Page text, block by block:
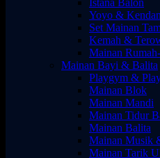
Istana Balon
Yoyo &
Set Mainan
Kemah &
Mainan
Mainan Bayi & Balita
Playgym &
Mainan Blok
Mainan Mandi
Mainan Tidur
Mainan Balita
Mainan Musik
Mainan Tarik